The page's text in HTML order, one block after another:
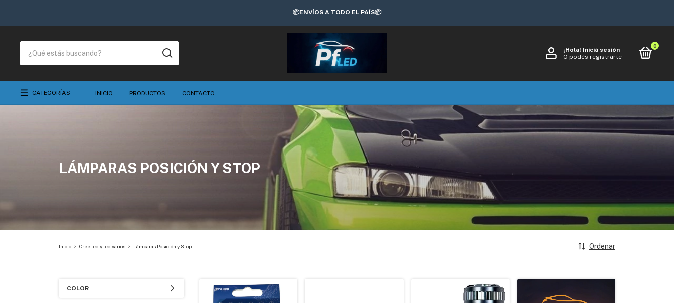
📦ENVÍOS A TODO EL PAÍS📦
¡Hola! Iniciá sesión
O podés registrarte
0
CATEGORÍAS INICIO PRODUCTOS CONTACTO
LÁMPARAS POSICIÓN Y STOP
Inicio > Cree led y led varios > Lámparas Posición y Stop Ordenar
COLOR